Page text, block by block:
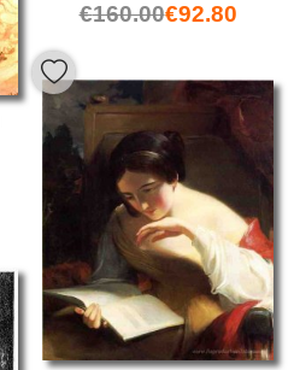
€160.00€92.80